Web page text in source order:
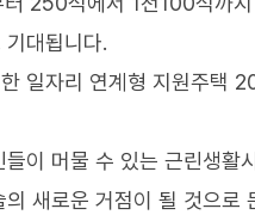
대됩니다.
일자리 연계형 지원주택
들이 머물 수 있는 근린생활
의 새로운 거점이 될 것으로